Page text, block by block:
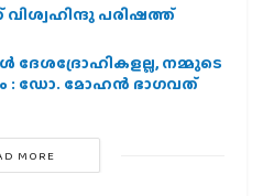
പരിഷത്ത്
നമ്മുടെ
: ഡോ. മോഹന്‍ ഭാഗവത്
MORE